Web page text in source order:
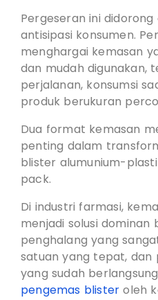
Pergeseran ini
antisipasi konsumen.
menghargai kemasan
dan mudah digunakan,
perjalanan, konsumsi
produk berukuran
Dua format kemasan
penting dalam
blister alumunium-
pack.
Di industri farmasi,
menjadi solusi
penghalang yang
satuan yang tepat,
yang sudah
pengemas blister oleh